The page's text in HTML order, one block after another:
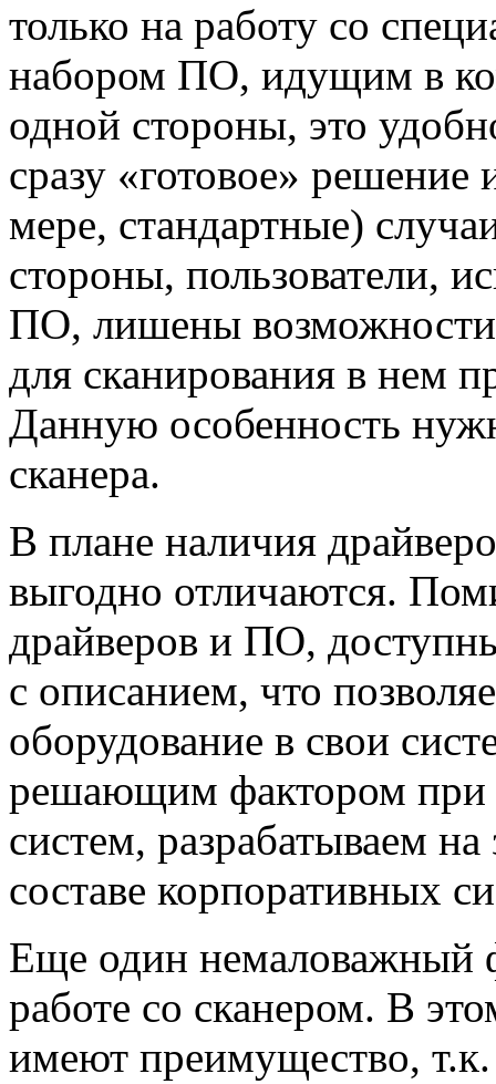
только на работу со
набором ПО, идущим в
одной стороны, это
сразу «готовое» решение
мере, стандартные)
стороны, пользователи,
ПО, лишены возможности
для сканирования в нем
Данную особенность
сканера.
В плане наличия
выгодно отличаются.
драйверов и ПО,
с описанием, что
оборудование в свои
решающим фактором при
систем, разрабатываем
составе корпоративных
Еще один немаловажный
работе со сканером. В
имеют преимущество,